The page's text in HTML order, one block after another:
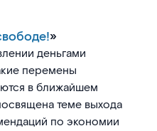
»
деньгами
перемены
в ближайшем
теме выхода
по экономии